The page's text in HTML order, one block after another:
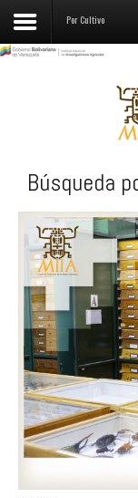
Por Cultivo
Búsqueda